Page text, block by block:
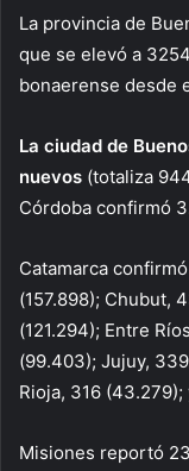
La provincia de
que se elevó a
bonaerense desde
La ciudad de
nuevos (totaliza
Córdoba confirmó
Catamarca
(157.898); Chubut,
(121.294); Entre
(99.403); Jujuy,
Rioja, 316
Misiones reportó